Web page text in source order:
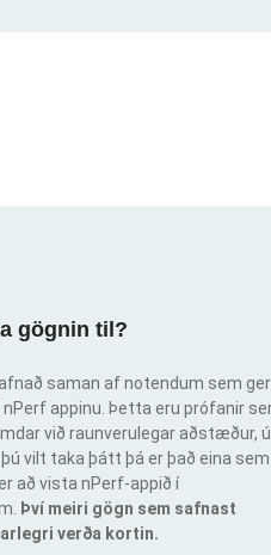
gögnin til?
saman af notendum sem
appinu. Þetta eru prófanir
við raunverulegar aðstæður,
vilt taka þátt þá er það eina sem
að vista nPerf-appið í
Því meiri gögn sem safnast
verða kortin.